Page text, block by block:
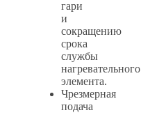
гари
и
сокращению
срока
службы
нагревательного
элемента.
Чрезмерная
подача